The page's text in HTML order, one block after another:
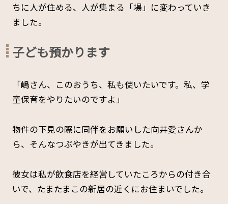
ちに人が住める、人が集まる「場」に変わっていき
ました。
子ども預かります
「嶋さん、このおうち、私も使いたいです。私、学
童保育をやりたいのですよ」
物件の下見の際に同伴をお願いした向井愛さんか
ら、そんなつぶやきが出てきました。
彼女は私が飲食店を経営していたころからの付き合
いで、たまたまこの新居の近くにお住まいでした。